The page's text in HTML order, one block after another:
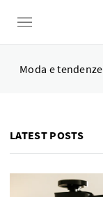
Moda e tendenze
LATEST POSTS